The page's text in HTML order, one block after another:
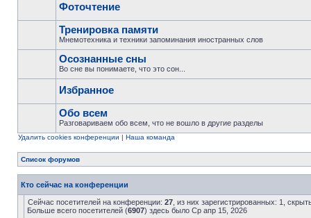
Фоточтение
Тренировка памяти
Мнемотехника и техники запоминания иностранных слов
Осознанные сны
Во сне вы понимаете, что это сон...
Избранное
Обо всем
Разговариваем обо всем, что не вошло в другие разделы
Удалить cookies конференции | Наша команда
Список форумов
Кто сейчас на конференции
Сейчас посетителей на конференции: 27 , из них зарегистрированных: 1,
Больше всего посетителей (6907) здесь было Ср апр 15, 2026